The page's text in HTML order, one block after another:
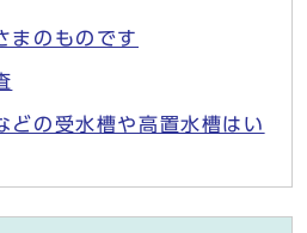
まのものです
どの受水槽や高置水槽はい